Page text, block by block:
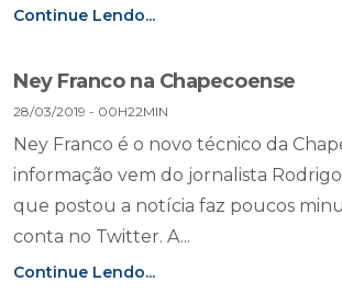
Continue Lendo...
Ney Franco na Chapecoense
28/03/2019 - 00H22MIN
Ney Franco é o novo técnico da
informação vem do jornalista Rodrigo
que postou a notícia faz poucos
conta no Twitter. A...
Continue Lendo...